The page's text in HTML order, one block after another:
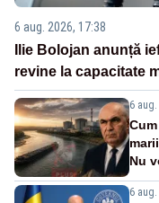
6 aug. 2026, 17:38
Ilie Bolojan anunță
revine la capacitate
6
Nu
6 aug.